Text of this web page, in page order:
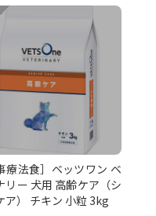
療法食］ベッツワン ベ
リー 犬用 高齢ケア（シ
ア） チキン 小粒 3kg